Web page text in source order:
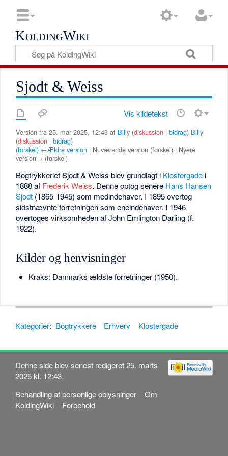
KoldingWiki
Sjodt & Weiss
Vis kildetekst
Version fra 25. mar 2025, 12:43 af Billy (diskussion |bidrag) Billy
(diskussion |bidrag)
(forskel) ←Ældre version | Nuværende version (forskel) | Nyere
version→ (forskel)
Bogtrykkeriet Sjodt & Weiss blev grundlagt i Klostergade i
1888 af Frederik Weiss. Denne optog senere Hans Hansen
Sjodt (1865-1945) som medindehaver. I 1895 overtog
sidstnævnte forretningen som eneindehaver. I 1946
overtoges virksomheden af John Emlington Darling (f.
1922).
Kilder og henvisninger
Kraks: Danmarks ældste forretninger (1950).
Kategorier: Bogtrykkere Erhverv Klostergade
Denne side blev senest redigeret 25. marts
2025 kl. 12:43.
Behandling af personlige oplysninger
Om
KoldingWiki
Forbehold